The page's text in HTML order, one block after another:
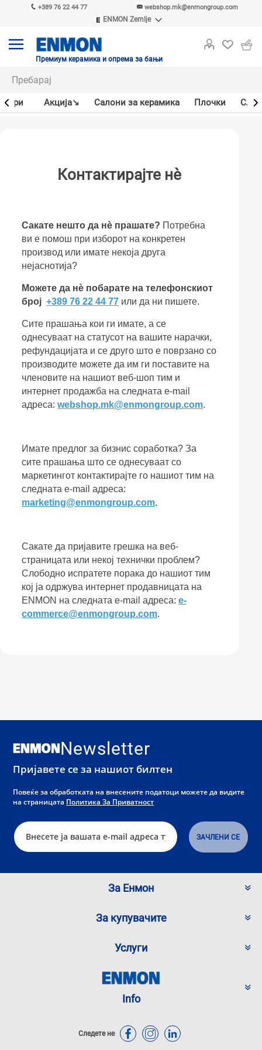
+389 76 22 44 77 webshop.mk@enmongroup.com
ENMON Zemlje
ENMON MKD
Премиум керамика и опрема за бањи
Акцијa↘ Салони за керамика Плочки
Контактирајте нѐ
Сакате нешто да нѐ прашате? Потребна
ви е помош при изборот на конкретен
производ или имате некоја друга
нејаснотија?
Можете да нѐ побарате на телефонскиот
број +389 76 22 44 77 или да ни пишете.
Сите прашања кои ги имате, а се
однесуваат на статусот на вашите нарачки,
рефундацијата и се друго што е поврзано со
производите можете да им ги поставите на
членовите на нашиот веб-шоп тим и
интернет продажба на следната e-mail
адреса: webshop.mk@enmongroup.com.
Имате предлог за бизнис соработка? За
сите прашања што се однесуваат со
маркетингот контактирајте го нашиот тим на
следната e-mail адреса:
marketing@enmongroup.com.
Сакате да пријавите грешка на веб-
страницата или некој технички проблем?
Слободно испратете порака до нашиот тим
кој ја одржува интернет продавницата на
ENMON на следната e-mail адреса: e-
commerce@enmongroup.com.
Newsletter
Пријавете се за нашиот билтен
Повеќе за обработката на внесените податоци можете да видите
на страницата Политика За Приватност
За Енмон
За купувачите
Услуги
Info
Следете не